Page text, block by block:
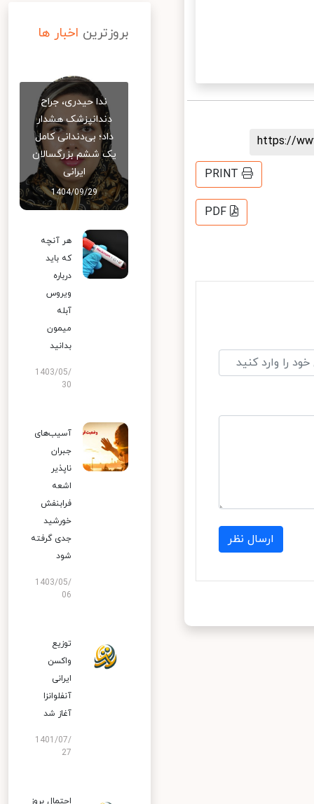
https://
PRINT
PDF
ارسال نظر
بروزترین اخبار ها
ندا حیدری، جراح
دندانپزشک هشدار
داد؛ بی‌دندانی کامل
یک ششم بزرگسالان
ایرانی
1404/09/29
هر آنچه
که باید
درباره
ویروس
آبله
میمون
بدانید
1403/05/
30
آسیب‌های
جبران
ناپذیر
اشعه
فرابنفش
خورشید
جدی گرفته
شود
1403/05/
06
توزیع
واکسن
ایرانی
آنفلوانزا
آغاز شد
1401/07/
27
احتمال بروز